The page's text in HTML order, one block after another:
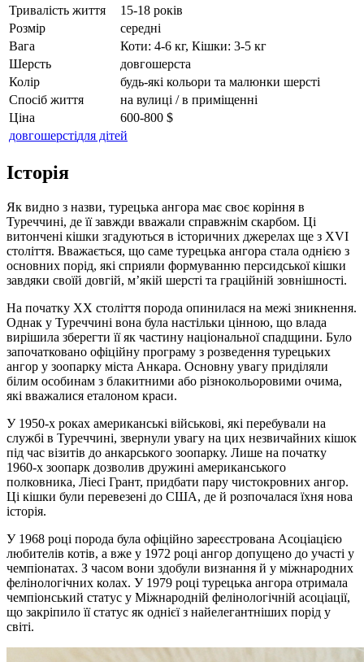
Тривалість життя
15-18 років
Розмір
середні
Вага
Коти: 4-6 кг, Кішки: 3-5 кг
Шерсть
довгошерста
Колір
будь-які кольори та малюнки шерсті
Спосіб життя
на вулиці / в приміщенні
Ціна
600-800 $
довгошерстідля дітей
Історія
Як видно з назви, турецька ангора має своє коріння в
Туреччині, де її завжди вважали справжнім скарбом. Ці
витончені кішки згадуються в історичних джерелах ще з XVI
століття. Вважається, що саме турецька ангора стала однією з
основних порід, які сприяли формуванню персидської кішки
завдяки своїй довгій, м’якій шерсті та граційній зовнішності.
На початку XX століття порода опинилася на межі зникнення.
Однак у Туреччині вона була настільки цінною, що влада
вирішила зберегти її як частину національної спадщини. Було
започатковано офіційну програму з розведення турецьких
ангор у зоопарку міста Анкара. Основну увагу приділяли
білим особинам з блакитними або різнокольоровими очима,
які вважалися еталоном краси.
У 1950-х роках американські військові, які перебували на
службі в Туреччині, звернули увагу на цих незвичайних кішок
під час візитів до анкарського зоопарку. Лише на початку
1960-х зоопарк дозволив дружині американського
полковника, Ліесі Грант, придбати пару чистокровних ангор.
Ці кішки були перевезені до США, де й розпочалася їхня нова
історія.
У 1968 році порода була офіційно зареєстрована Асоціацією
любителів котів, а вже у 1972 році ангор допущено до участі у
чемпіонатах. З часом вони здобули визнання й у міжнародних
фелінологічних колах. У 1979 році турецька ангора отримала
чемпіонський статус у Міжнародній фелінологічній асоціації,
що закріпило її статус як однієї з найелегантніших порід у
світі.